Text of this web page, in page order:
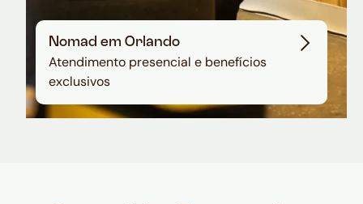
Nomad em Orlando
Atendimento presencial e benefícios
exclusivos